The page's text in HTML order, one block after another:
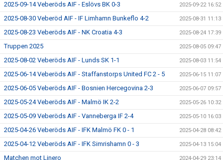
2025-09-14 Veberöds AIF - Eslövs BK 0-3 2025-09-22 16:52
2025-08-30 Veberöd AIF - IF Limhamn Bunkeflo 4-2 2025-08-31 11:13
2025-08-23 Veberöds AIF - NK Croatia 4-3 2025-08-24 17:39
Truppen 2025 2025-08-05 09:47
2025-08-02 Veberöds AIF - Lunds SK 1-1 2025-08-03 11:54
2025-06-14 Veberöds AIF - Staffanstorps United FC 2 - 5 2025-06-15 11:07
2025-06-05 Veberöds AIF - Bosnien Hercegovina 2-3 2025-06-07 09:57
2025-05-24 Veberöds AIF - Malmö IK 2-2 2025-05-26 10:32
2025-05-09 Veberöds AIF - Vanneberga IF 2-4 2025-05-10 16:03
2025-04-26 Veberöds AIF - IFK Malmö FK 0 - 1 2025-04-28 08:42
2025-04-12 Veberöds AIF - IFK Simrishamn 0 - 3 2025-04-13 15:04
Matchen mot Linero 2024-04-29 23:14